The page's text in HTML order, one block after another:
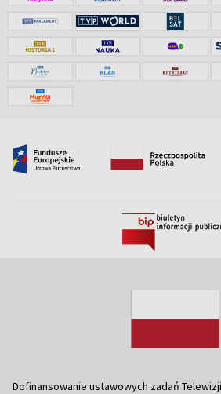
Dofinansowanie ustawowych zadań